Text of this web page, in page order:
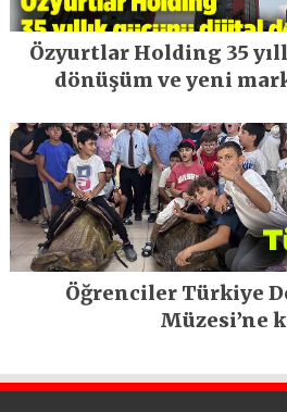
Özyurtlar Holding 35
dönüşüm ve yeni
Öğrenciler Türkiye
Müzesi’ne